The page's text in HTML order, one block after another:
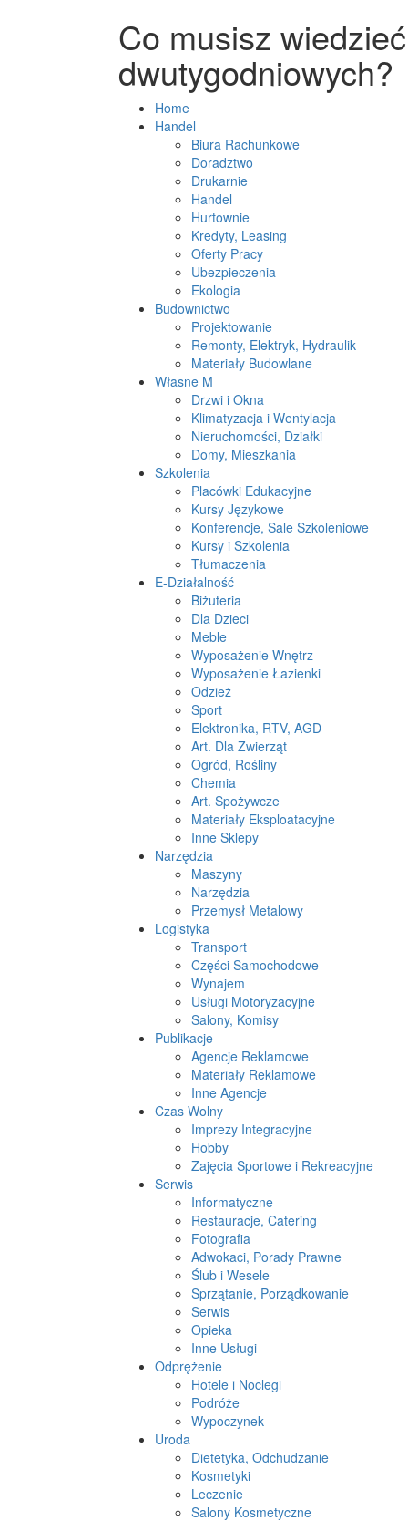
Co musisz
dwutygodniowych?
Home
Handel
Biura Rachunkowe
Doradztwo
Drukarnie
Handel
Hurtownie
Kredyty, Leasing
Oferty Pracy
Ubezpieczenia
Ekologia
Budownictwo
Projektowanie
Remonty, Elektryk, Hydraulik
Materiały Budowlane
Własne M
Drzwi i Okna
Klimatyzacja i Wentylacja
Nieruchomości, Działki
Domy, Mieszkania
Szkolenia
Placówki Edukacyjne
Kursy Językowe
Konferencje, Sale Szkoleniowe
Kursy i Szkolenia
Tłumaczenia
E-Działalność
Biżuteria
Dla Dzieci
Meble
Wyposażenie Wnętrz
Wyposażenie Łazienki
Odzież
Sport
Elektronika, RTV, AGD
Art. Dla Zwierząt
Ogród, Rośliny
Chemia
Art. Spożywcze
Materiały Eksploatacyjne
Inne Sklepy
Narzędzia
Maszyny
Narzędzia
Przemysł Metalowy
Logistyka
Transport
Części Samochodowe
Wynajem
Usługi Motoryzacyjne
Salony, Komisy
Publikacje
Agencje Reklamowe
Materiały Reklamowe
Inne Agencje
Czas Wolny
Imprezy Integracyjne
Hobby
Zajęcia Sportowe i Rekreacyjne
Serwis
Informatyczne
Restauracje, Catering
Fotografia
Adwokaci, Porady Prawne
Ślub i Wesele
Sprzątanie, Porządkowanie
Serwis
Opieka
Inne Usługi
Odprężenie
Hotele i Noclegi
Podróże
Wypoczynek
Uroda
Dietetyka, Odchudzanie
Kosmetyki
Leczenie
Salony Kosmetyczne